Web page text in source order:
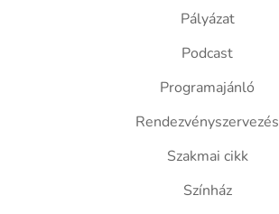
Pályázat
Podcast
Programajánló
Rendezvényszervezés
Szakmai cikk
Színház